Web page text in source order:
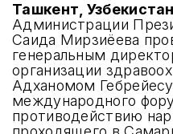
Ташкент,
Администрации
Саида Мирзиёева
генеральным
организации
Адханомом
международного
противодействию